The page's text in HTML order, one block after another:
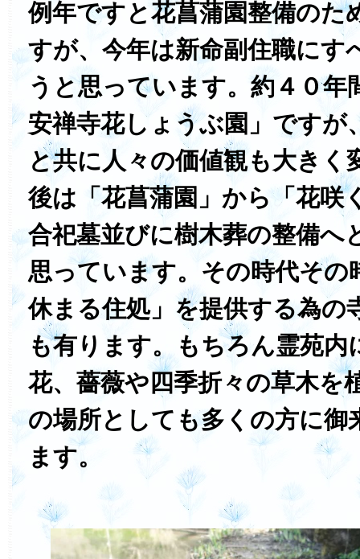
例年ですと花菖蒲園整備のた
すが、今年は新命副住職にす
うと思っています。約４０年
安禅寺花しょうぶ園」ですが
と共に人々の価値観も大きく
後は「花菖蒲園」から「花咲
合祀墓並びに樹木葬の整備へ
思っています。その時代その
休まる住処」を提供する為の
も有ります。もちろん霊苑内
花、薔薇や四季折々の草木を
の場所としても多くの方に御
ます。